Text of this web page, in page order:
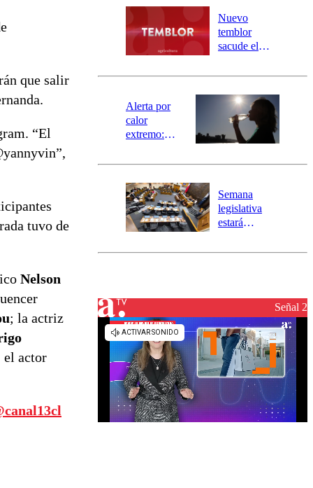
que salir
“El
tuvo de
Nelson
; la actriz
el actor
río Damas:
activa
mensajería
SAE
Nuevo
temblor
sacude el
revisa la
epicentro
Alerta por
calor
extremo:
activa Alerta
Preventiva en
tres comunas
Semana
legislativa
estará
el fin de la
reconstrucciónSeñal 2